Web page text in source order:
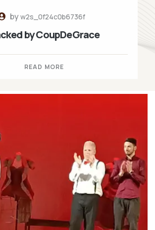
byw2s_0f24c0b6736f
by CoupDeGrace
READ MORE